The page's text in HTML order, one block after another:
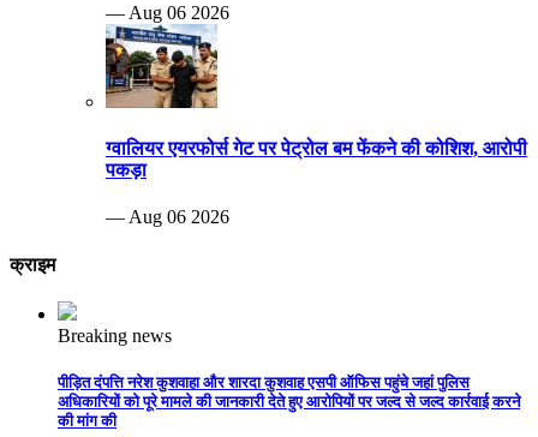
— Aug 06 2026
ग्वालियर एयरफोर्स गेट पर पेट्रोल बम फेंकने की कोशिश, आरोपी
पकड़ा
— Aug 06 2026
क्राइम
Breaking news
पीड़ित दंपत्ति नरेश कुशवाहा और शारदा कुशवाह एसपी ऑफिस पहुंचे जहां पुलिस
अधिकारियों को पूरे मामले की जानकारी देते हुए आरोपियों पर जल्द से जल्द कार्रवाई करने
की मांग की